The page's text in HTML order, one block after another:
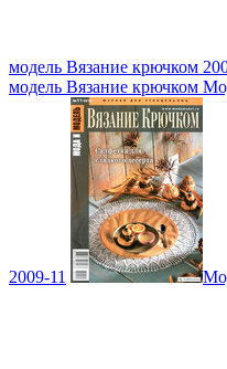
модель Вязание крючком
модель Вязание крючком
2009-11